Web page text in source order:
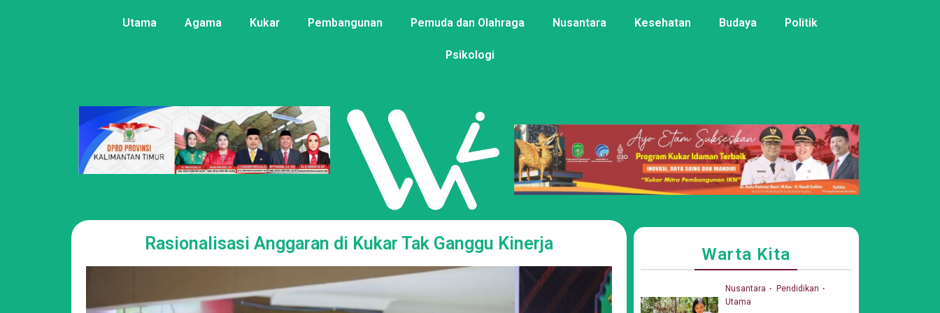
Utama Agama Kukar Pembangunan Pemuda dan Olahraga Nusantara Kesehatan Budaya Politik
Psikologi
Rasionalisasi Anggaran di Kukar Tak Ganggu Kinerja
Warta Kita
Nusantara
Pendidikan
Utama